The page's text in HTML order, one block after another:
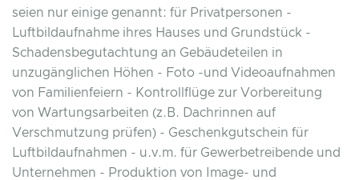
seien nur einige genannt: für Privatpersonen -
Luftbildaufnahme ihres Hauses und Grundstück -
Schadensbegutachtung an Gebäudeteilen in
unzugänglichen Höhen - Foto -und Videoaufnahmen
von Familienfeiern - Kontrollflüge zur Vorbereitung
von Wartungsarbeiten (z.B. Dachrinnen auf
Verschmutzung prüfen) - Geschenkgutschein für
Luftbildaufnahmen - u.v.m. für Gewerbetreibende und
Unternehmen - Produktion von Image- und